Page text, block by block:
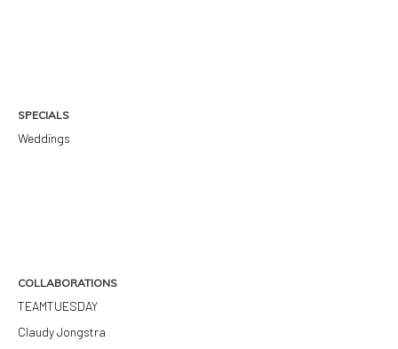
SPECIALS
Weddings
COLLABORATIONS
TEAMTUESDAY
Claudy Jongstra